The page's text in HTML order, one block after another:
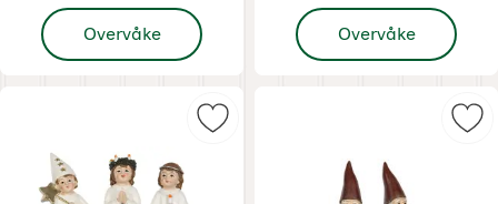
Overvåke
, Adventpynt - Furutopp på tråd stik ca 4-6 cm
Overvåke
, Adventpynt -
Merk adventpynt - Luciatog på